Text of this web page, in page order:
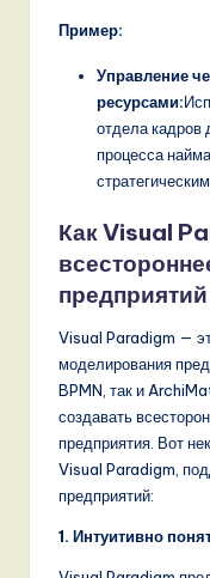
Пример:
Управление
ресурсами:
отдела кадров
процесса
Как Visual
предприятий
Visual Paradigm —
моделирования
BPMN, так и
создавать
предприятия. Вот
Visual Paradigm,
предприятий:
1. Интуитивно